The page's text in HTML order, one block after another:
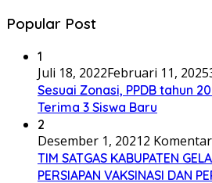
Popular Post
1
Juli 18, 2022Februari 11, 2025
Sesuai Zonasi, PPDB tahun
Terima 3 Siswa Baru
2
Desember 1, 20212 Komentar
TIM SATGAS KABUPATEN
PERSIAPAN VAKSINASI DAN